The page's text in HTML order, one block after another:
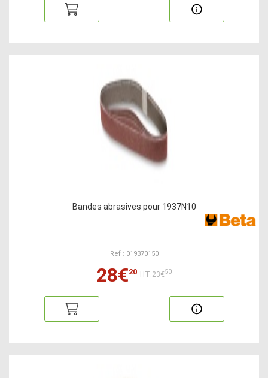
Bandes abrasives pour 1937N10
Ref : 019370150
28€20 HT:23€50